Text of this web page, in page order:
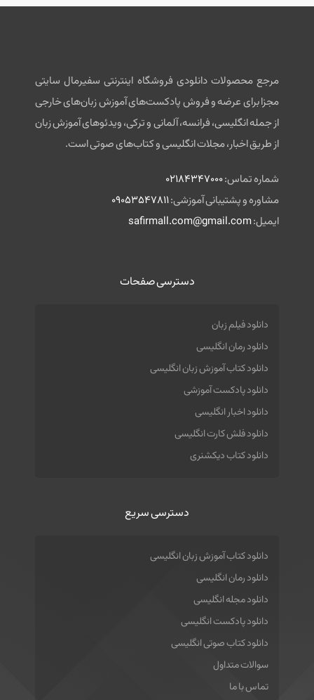
مرجع محصولات دانلودی فروشگاه اینترنتی سفیرمال سایتی
مجزا برای عرضه و فروش پادکست‌های آموزش زبان‌های خارجی
از جمله انگلیسی، فرانسه، آلمانی و ترکی، ویدئوهای آموزش زبان
از طریق اخبار، مجلات انگلیسی و کتاب‌های صوتی است.
شماره تماس:02184347000
مشاوره و پشتیبانی آموزشی:09053547811
ایمیل:safirmall.com@gmail.com
دسترسی صفحات
دانلود فیلم زبان
دانلود رمان انگلیسی
دانلود کتاب آموزش زبان انگلیسی
دانلود پادکست آموزشی
دانلود اخبار انگلیسی
دانلود فلش کارت انگلیسی
دانلود کتاب دیکشنری
دسترسی سریع
دانلود کتاب آموزش زبان انگلیسی
دانلود رمان انگلیسی
دانلود مجله انگلیسی
دانلود پادکست انگلیسی
دانلود کتاب صوتی انگلیسی
سوالات متداول
تماس با ما